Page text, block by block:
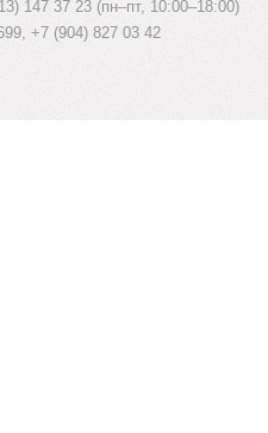
147 37 23 (пн–пт, 10:00–18:00)
+7 (904) 827 03 42